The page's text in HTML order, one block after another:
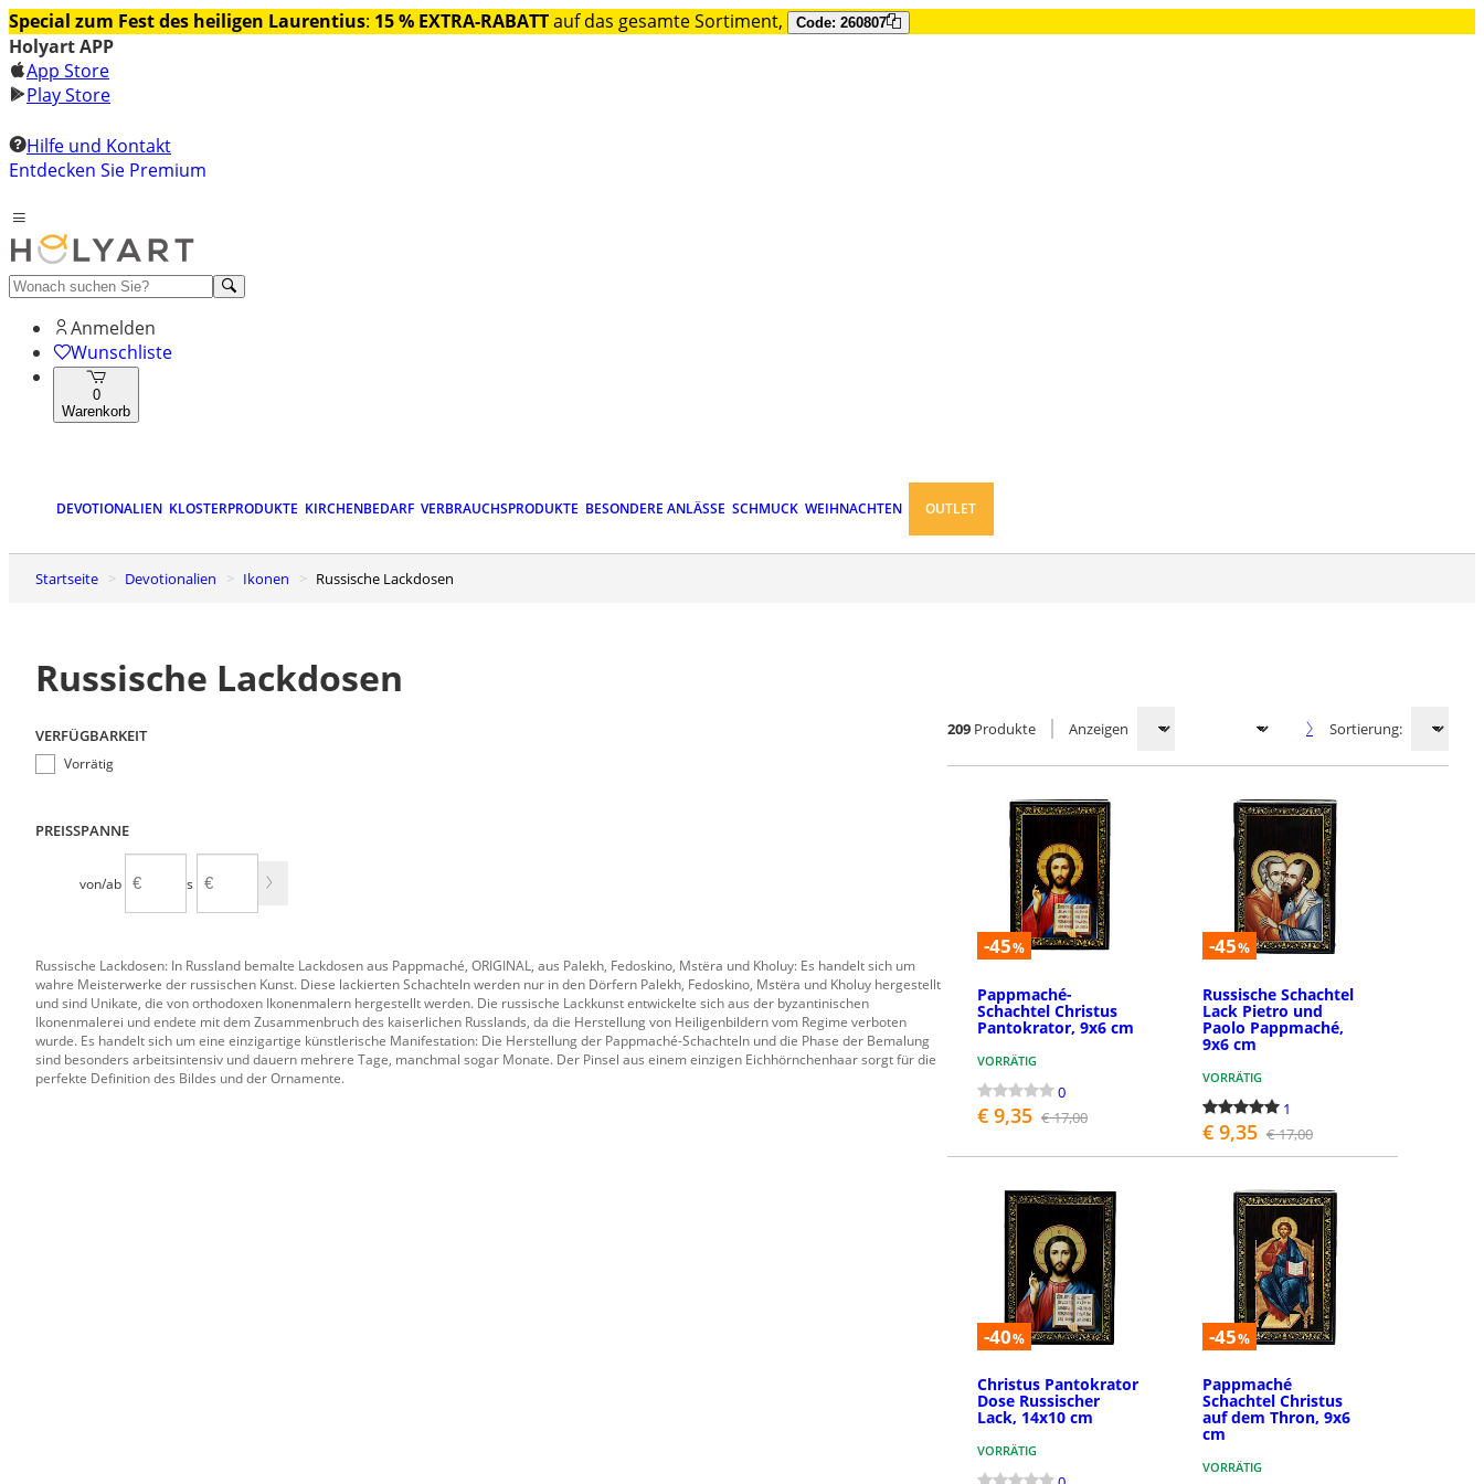
Special zum Fest des heiligen Laurentius: 15 % EXTRA-RABATTauf das gesamte Sortiment, Code: 260807
Holyart APP
App Store
Play Store
Hilfe und Kontakt
Entdecken Sie Premium
Anmelden
Wunschliste
0
Warenkorb
DEVOTIONALIEN KLOSTERPRODUKTE KIRCHENBEDARF VERBRAUCHSPRODUKTE BESONDERE ANLÄSSE SCHMUCK WEIHNACHTEN OUTLET
Startseite Devotionalien Ikonen Russische Lackdosen
Russische Lackdosen
VERFÜGBARKEIT
Vorrätig
PREISSPANNE
von/ab bis
Russische Lackdosen: In Russland bemalte Lackdosen aus Pappmaché, ORIGINAL, aus Palekh, Fedoskino, Mstëra und Kholuy: Es handelt sich um
wahre Meisterwerke der russischen Kunst. Diese lackierten Schachteln werden nur in den Dörfern Palekh, Fedoskino, Mstëra und Kholuy hergestellt
und sind Unikate, die von orthodoxen Ikonenmalern hergestellt werden. Die russische Lackkunst entwickelte sich aus der byzantinischen
Ikonenmalerei und endete mit dem Zusammenbruch des kaiserlichen Russlands, da die Herstellung von Heiligenbildern vom Regime verboten
wurde. Es handelt sich um eine einzigartige künstlerische Manifestation: Die Herstellung der Pappmaché-Schachteln und die Phase der Bemalung
sind besonders arbeitsintensiv und dauern mehrere Tage, manchmal sogar Monate. Der Pinsel aus einem einzigen Eichhörnchenhaar sorgt für die
perfekte Definition des Bildes und der Ornamente.
209 Produkte Anzeigen Sortierung:
-45%
Pappmaché-
Schachtel Christus
Pantokrator, 9x6 cm
VORRÄTIG
0
€ 9,35 € 17,00
-45%
Russische Schachtel
Lack Pietro und
Paolo Pappmaché,
9x6 cm
VORRÄTIG
1
€ 9,35 € 17,00
-40%
Christus Pantokrator
Dose Russischer
Lack, 14x10 cm
VORRÄTIG
-45%
Pappmaché
Schachtel Christus
auf dem Thron, 9x6
cm
VORRÄTIG